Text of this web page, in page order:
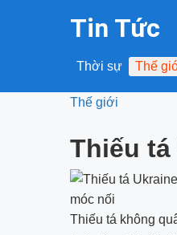
Tin Tức
Thời sự Thế
Thế giới
Thiếu
Thiếu tá không